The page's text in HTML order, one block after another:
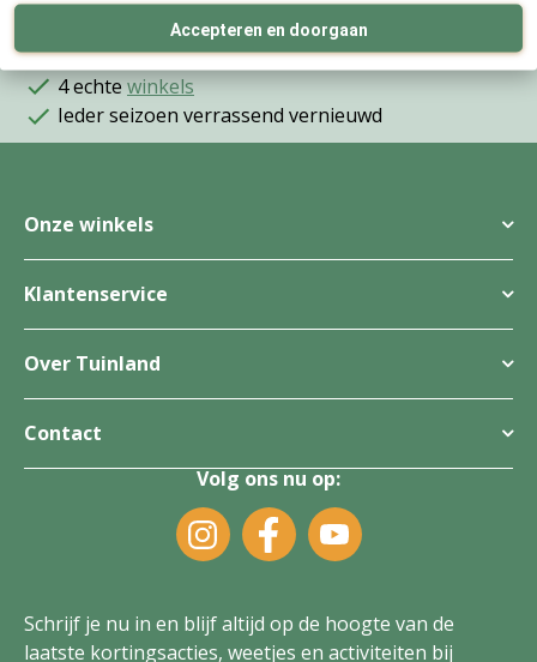
Accepteren en doorgaan
Wij bestaan almeer dan 100 jaar
4 echtewinkels
Ieder seizoen verrassend vernieuwd
Onze winkels
Klantenservice
Over Tuinland
Contact
Volg ons nu op:
Schrijf je nu in en blijf altijd op de hoogte van de
laatste kortingsacties, weetjes en activiteiten bij